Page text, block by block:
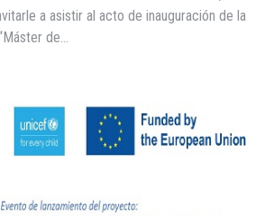
a asistir al acto de inauguración de la
de…